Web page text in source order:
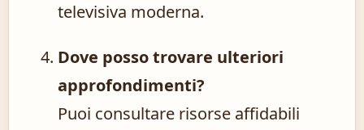
televisiva moderna.
Dove posso trovare ulteriori
approfondimenti?
Puoi consultare risorse affidabili